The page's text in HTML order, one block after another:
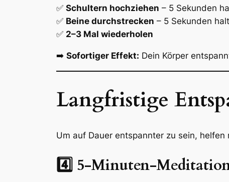
✅ Schultern hochziehen – 5 Sekunden
✅ Beine durchstrecken – 5 Sekunden
✅ 2–3 Mal wiederholen
➡️ Sofortiger Effekt: Dein Körper
Langfristige
Um auf Dauer entspannter zu sein,
4️⃣ 5-Minuten-